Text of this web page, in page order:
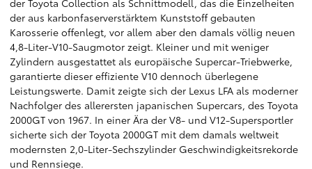
der aus karbonfaserverstärktem Kunststoff gebauten
Karosserie offenlegt, vor allem aber den damals völlig neuen
4,8-Liter-V10-Saugmotor zeigt. Kleiner und mit weniger
Zylindern ausgestattet als europäische Supercar-Triebwerke,
garantierte dieser effiziente V10 dennoch überlegene
Leistungswerte. Damit zeigte sich der Lexus LFA als moderner
Nachfolger des allerersten japanischen Supercars, des Toyota
2000GT von 1967. In einer Ära der V8- und V12-Supersportler
sicherte sich der Toyota 2000GT mit dem damals weltweit
modernsten 2,0-Liter-Sechszylinder Geschwindigkeitsrekorde
und Rennsiege.